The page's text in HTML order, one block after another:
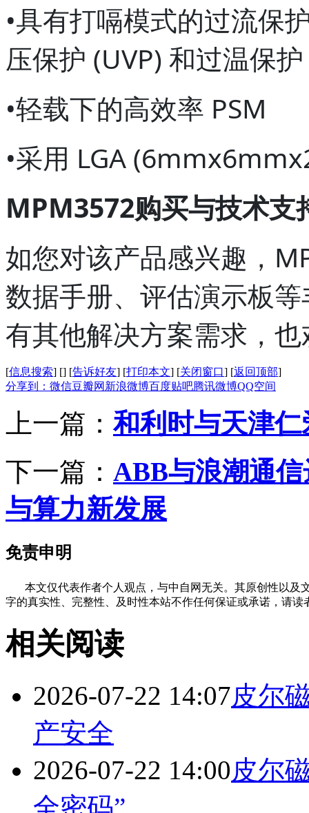
•具有打嗝模式的过流保
压保护 (UVP) 和过温保
•轻载下的高效率 PSM
•采用 LGA
MPM3572购买与技术支
如您对该产品感兴趣，
数据手册、评估演示板
有其他解决方案需求，
[信息搜索] [] [告诉好友] [打印本文] [关闭窗口] [返回顶部]
分享到： 微信豆瓣网 新浪微博百度贴吧腾讯微博QQ空间
上一篇：和利时与天津
下一篇： ABB与浪潮通
与算力新发展
免责申明
本文仅代表作者个人观点，与中自网无关。其原创性以及
字的真实性、完整性、及时性本站不作任何保证或承诺，请
相关阅读
2026-07-22 14:07皮尔
产安全
2026-07-22 14:00皮尔